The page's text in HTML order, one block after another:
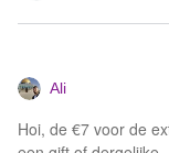
Ali
Hoi, de €7 voor de